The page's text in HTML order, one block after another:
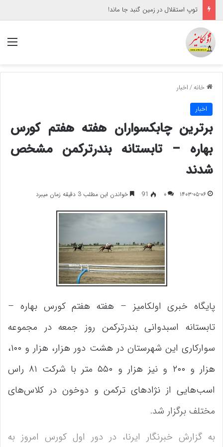
توپ استقلال در زمین گنبد جا ماند!
خانه/اخبار
اخبار
برترین چابکسواران هفته هفتم کورس
بهاره – تابستانه بندرترکمن مشخص
شدند
۱۴۰۳-۰۵-۰۶ ۰ 91 خواندن این مطلب 3 دقیقه زمان میبرد
پایگاه خبری اولکامیز – هفته هفتم کورس بهاره –
تابستانه اسبدوانی بندرترکمن روز جمعه در مجموعه
سوارکاری این شهرستان در هشت دور هزار، هزار و ۱۰۰،
هزار و ۲۰۰ و نیز هزار و ۵۵۰ متر با شرکت ۸۱ راس
اسب‌هایی از نژادهای ترکمن و دوخون در کلاس‌های
مختلف برگزار شد.
به گزارش خبرنگار ایرنا، در دور اول کورس امروز به